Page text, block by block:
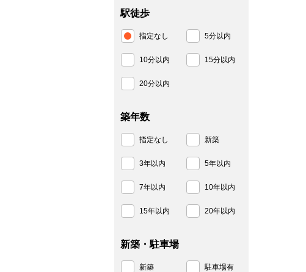
駅徒歩
指定なし 5分以内
10分以内 15分以内
20分以内
築年数
指定なし 新築
3年以内 5年以内
7年以内 10年以内
15年以内 20年以内
新築・駐車場
新築 駐車場有